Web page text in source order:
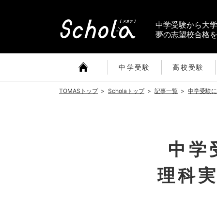
中学受験から大
夢の志望校合格
中学受験 高校受験
TOMASトップ > Scholaトップ > 記事一覧 > 中学受験
中学
理科